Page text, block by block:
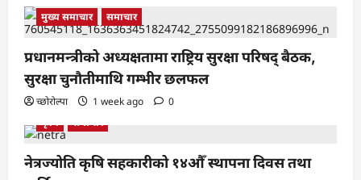
मुख्य समाचार समाचार
प्रधानमन्त्रीको अध्यक्षतामा राष्ट्रिय सुरक्षा परिषद् बैठक,
सुरक्षा चुनौतीमाथि गम्भीर छलफल
च्छोरोल्पा 1 week ago
0
कृषि
समाचार
नेत्रज्योति कृषि सहकारीको १४औँ स्थापना दिवस तथा